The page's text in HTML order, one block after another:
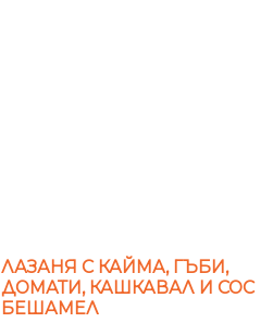
ЛАЗАНЯ С КАЙМА, ГЪБИ,
ДОМАТИ, КАШКАВАЛ И СОС
БЕШАМЕЛ